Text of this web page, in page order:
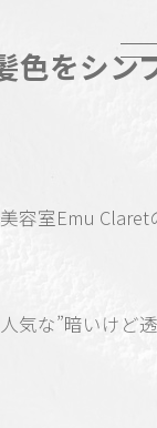
色をシン
容室Emu Claret
気な”暗いけど